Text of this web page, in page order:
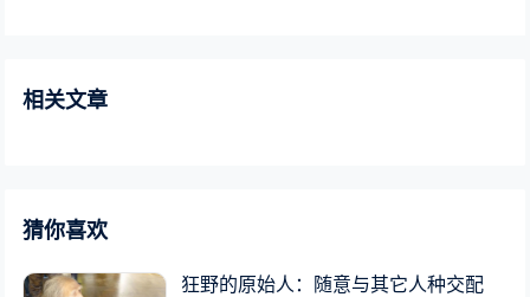
相关文章
猜你喜欢
狂野的原始人：随意与其它人种交配